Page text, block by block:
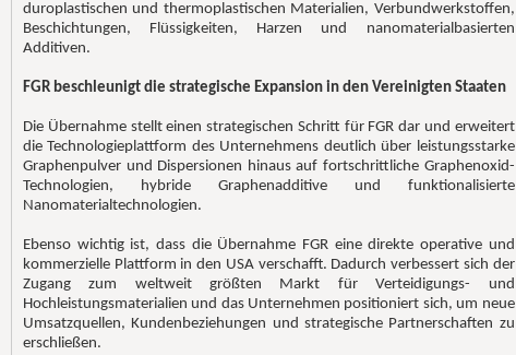
duroplastischen und thermoplastischen Materialien, Verbundwerkstoffen,
Beschichtungen, Flüssigkeiten, Harzen und nanomaterialbasierten
Additiven.
FGR beschleunigt die strategische Expansion in den Vereinigten Staaten
Die Übernahme stellt einen strategischen Schritt für FGR dar und erweitert
die Technologieplattform des Unternehmens deutlich über leistungsstarke
Graphenpulver und Dispersionen hinaus auf fortschrittliche Graphenoxid-
Technologien, hybride Graphenadditive und funktionalisierte
Nanomaterialtechnologien.
Ebenso wichtig ist, dass die Übernahme FGR eine direkte operative und
kommerzielle Plattform in den USA verschafft. Dadurch verbessert sich der
Zugang zum weltweit größten Markt für Verteidigungs- und
Hochleistungsmaterialien und das Unternehmen positioniert sich, um neue
Umsatzquellen, Kundenbeziehungen und strategische Partnerschaften zu
erschließen.